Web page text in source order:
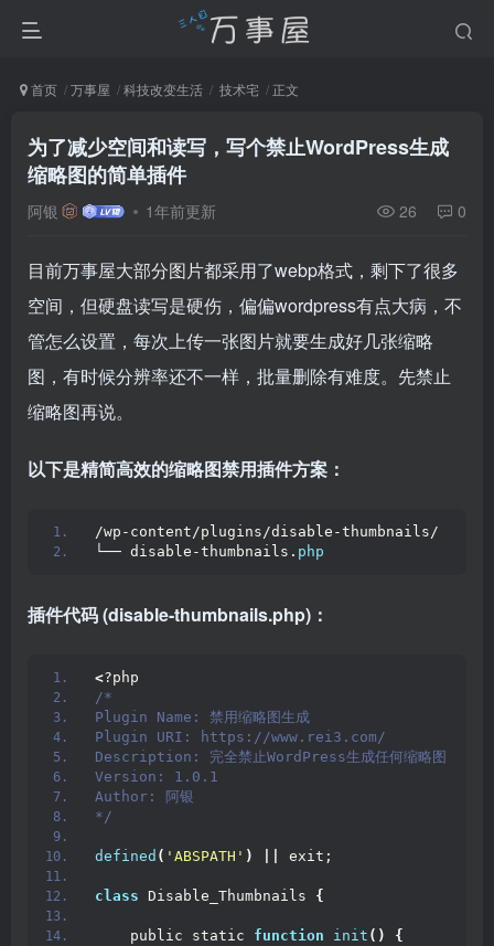
首页 万事屋 科技改变生活 技术宅 正文
为了减少空间和读写，写个禁止WordPress生成
缩略图的简单插件
阿银 1年前更新 26 0
目前万事屋大部分图片都采用了webp格式，剩下了很多
空间，但硬盘读写是硬伤，偏偏wordpress有点大病，不
管怎么设置，每次上传一张图片就要生成好几张缩略
图，有时候分辨率还不一样，批量删除有难度。先禁止
缩略图再说。
以下是精简高效的缩略图禁用插件方案：
/wp-content/plugins/disable-thumbnails/
└── disable-thumbnails. php
插件代码 (disable-thumbnails.php)：
<?php
/*
Plugin Name: 禁用缩略图生成
Plugin URI: https://www.rei3.com/
Description: 完全禁止WordPress生成任何缩略图
Version: 1.0.1
Author: 阿银
*/
defined ( 'ABSPATH' ) exit;
class Disable_Thumbnails {
    public static
function init ()
{